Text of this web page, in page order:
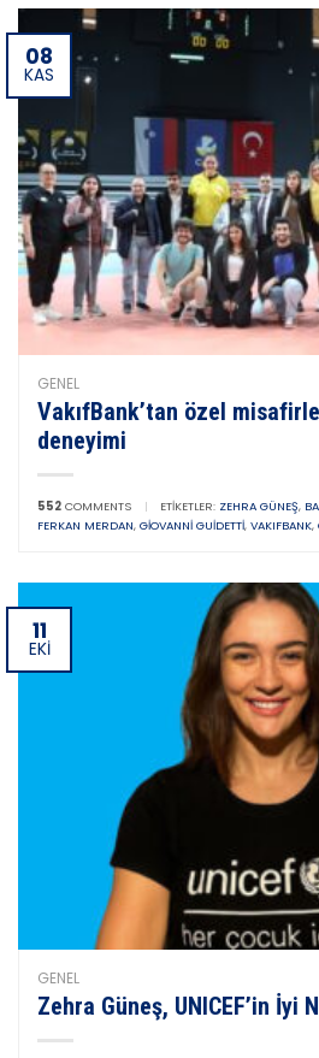
08
KAS
GENEL
VakıfBank’tan özel
deneyimi
552 COMMENTS | ETIKETLER: ZEHRA GÜNEŞ,
FERKAN MERDAN, GIOVANNI GUIDETTI, VAKIFBANK,
11
EKI
GENEL
Zehra Güneş, UNICEF’in İyi